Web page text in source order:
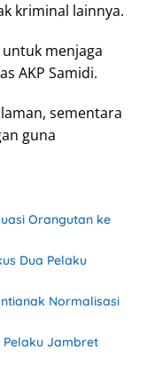
kriminal lainnya.
menjaga
AKP Samidi.
sementara
guna
Orangutan ke
Dua Pelaku
Normalisasi
Pelaku Jambret